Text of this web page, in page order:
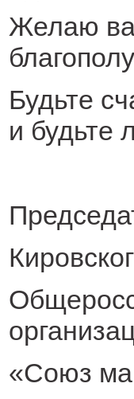
Желаю
Будьте
и
«Союз